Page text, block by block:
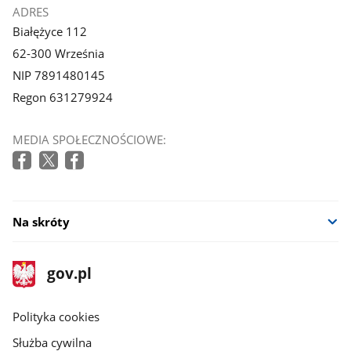
ADRES
Białężyce 112
62-300 Września
NIP 7891480145
Regon 631279924
MEDIA SPOŁECZNOŚCIOWE:
Na skróty
stopka
gov.pl
Strona
gov.pl
gov.pl
Polityka cookies
Służba cywilna